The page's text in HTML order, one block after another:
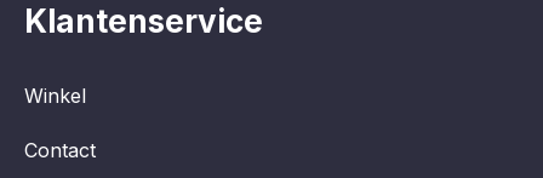
Klantenservice
Winkel
Contact